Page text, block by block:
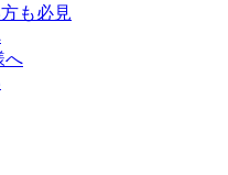
も必見
へ